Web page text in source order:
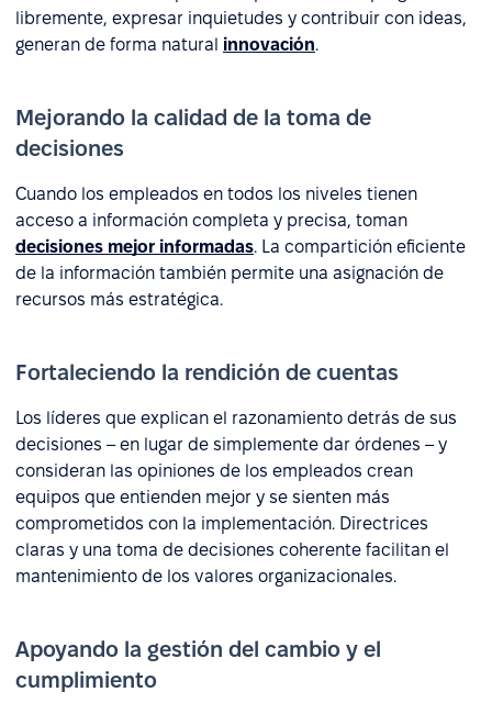
libremente, expresar inquietudes y contribuir con ideas,
generan de forma natural innovación.
Mejorando la calidad de la toma de
decisiones
Cuando los empleados en todos los niveles tienen
acceso a información completa y precisa, toman
decisiones mejor informadas. La compartición eficiente
de la información también permite una asignación de
recursos más estratégica.
Fortaleciendo la rendición de cuentas
Los líderes que explican el razonamiento detrás de sus
decisiones – en lugar de simplemente dar órdenes – y
consideran las opiniones de los empleados crean
equipos que entienden mejor y se sienten más
comprometidos con la implementación. Directrices
claras y una toma de decisiones coherente facilitan el
mantenimiento de los valores organizacionales.
Apoyando la gestión del cambio y el
cumplimiento